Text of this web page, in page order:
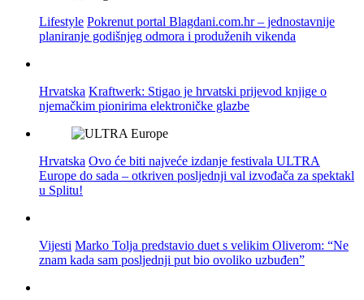
Lifestyle Pokrenut portal Blagdani.com.hr – jednostavnije
planiranje godišnjeg odmora i produženih vikenda
Hrvatska Kraftwerk: Stigao je hrvatski prijevod knjige o
njemačkim pionirima elektroničke glazbe
Hrvatska Ovo će biti najveće izdanje festivala ULTRA
Europe do sada – otkriven posljednji val izvođača za spektakl
u Splitu!
Vijesti Marko Tolja predstavio duet s velikim Oliverom: “Ne
znam kada sam posljednji put bio ovoliko uzbuđen”